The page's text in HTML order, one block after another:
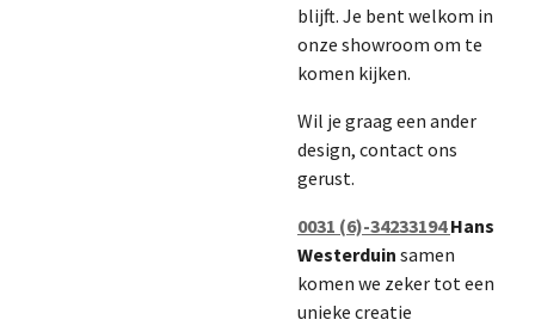
blijft. Je bent welkom in
onze showroom om te
komen kijken.
Wil je graag een ander
design, contact ons
gerust.
0031 (6)-34233194Hans
Westerduin samen
komen we zeker tot een
unieke creatie